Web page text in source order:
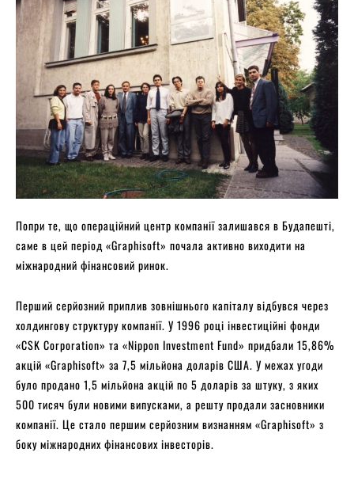
Попри те, що операційний центр компанії залишався в Будапешті,
саме в цей період «Graphisoft» почала активно виходити на
міжнародний фінансовий ринок.
Перший серйозний приплив зовнішнього капіталу відбувся через
холдингову структуру компанії. У 1996 році інвестиційні фонди
«CSK Corporation» та «Nippon Investment Fund» придбали 15,86%
акцій «Graphisoft» за 7,5 мільйона доларів США. У межах угоди
було продано 1,5 мільйона акцій по 5 доларів за штуку, з яких
500 тисяч були новими випусками, а решту продали засновники
компанії. Це стало першим серйозним визнанням «Graphisoft» з
боку міжнародних фінансових інвесторів.